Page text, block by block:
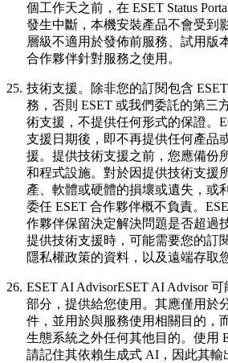
個工作天之前，在 ESET Status
發生中斷，本機安裝產品不會受到
層級不適用於發佈前服務、試用版
合作夥伴針對服務之使用。
25. 技術支援。除非您的訂閱包含 ESET
務，否則 ESET 或我們委託的第三
術支援，不提供任何形式的保證。
支援日期後，即不再提供任何產品
援。提供技術支援之前，您應備份
和程式設施。對於因提供技術支援
產、軟體或硬體的損壞或遺失，或
委任 ESET 合作夥伴概不負責。
作夥伴保留決定解決問題是否超過
提供技術支援時，可能需要您的訂
隱私權政策的資料，以及遠端存取
26. ESET AI AdvisorESET AI Advisor
部分，提供給您使用。其應僅用於
件，並用於與服務使用相關目的，
生態系統之外任何其他目的。使用
請記住其依賴生成式 AI，因此其輸